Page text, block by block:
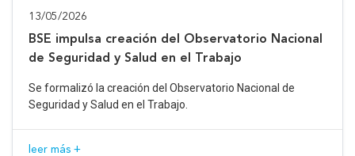
13/05/2026
BSE impulsa creación del Observatorio Nacional
de Seguridad y Salud en el Trabajo
Se formalizó la creación del Observatorio Nacional de
Seguridad y Salud en el Trabajo.
leer más +